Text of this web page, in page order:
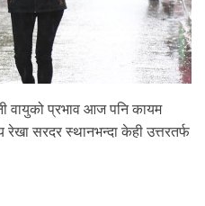
वायुको प्रभाव आज पनि कायम
सरदर स्थानभन्दा केही उत्तरतर्फ